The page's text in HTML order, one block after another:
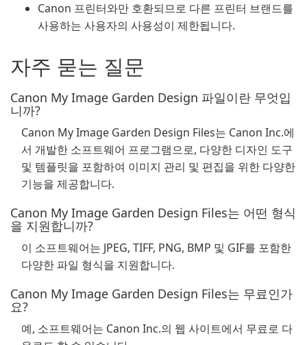
Canon 프린터와만 호환되므로 다른 프린터 브랜드를
사용하는 사용자의 사용성이 제한됩니다.
자주 묻는 질문
Canon My Image Garden Design 파일이란 무엇입
니까?
Canon My Image Garden Design Files는 Canon Inc.에
서 개발한 소프트웨어 프로그램으로, 다양한 디자인 도구
및 템플릿을 포함하여 이미지 관리 및 편집을 위한 다양한
기능을 제공합니다.
Canon My Image Garden Design Files는 어떤 형식
을 지원합니까?
이 소프트웨어는 JPEG, TIFF, PNG, BMP 및 GIF를 포함한
다양한 파일 형식을 지원합니다.
Canon My Image Garden Design Files는 무료인가
요?
예, 소프트웨어는 Canon Inc.의 웹 사이트에서 무료로 다